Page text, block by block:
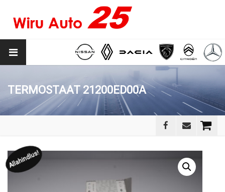
TERMOSTAAT 21200ED00A
Allahindlus!